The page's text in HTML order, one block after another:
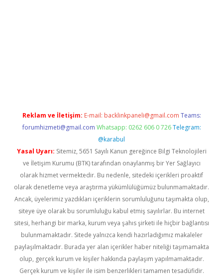
Reklam ve İletişim: E-mail: backlinkpaneli@gmail.com Teams:
forumhizmeti@gmail.com Whatsapp: 0262 606 0 726 Telegram:
@karabul
Yasal Uyarı: Sitemiz, 5651 Sayılı Kanun gereğince Bilgi Teknolojileri
ve İletişim Kurumu (BTK) tarafından onaylanmış bir Yer Sağlayıcı
olarak hizmet vermektedir. Bu nedenle, sitedeki içerikleri proaktif
olarak denetleme veya araştırma yükümlülüğümüz bulunmamaktadır.
Ancak, üyelerimiz yazdıkları içeriklerin sorumluluğunu taşımakta olup,
siteye üye olarak bu sorumluluğu kabul etmiş sayılırlar. Bu internet
sitesi, herhangi bir marka, kurum veya şahıs şirketi ile hiçbir bağlantısı
bulunmamaktadır. Sitede yalnızca kendi hazırladığımız makaleler
paylaşılmaktadır. Burada yer alan içerikler haber niteliği taşımamakta
olup, gerçek kurum ve kişiler hakkında paylaşım yapılmamaktadır.
Gerçek kurum ve kişiler ile isim benzerlikleri tamamen tesadüfidir.